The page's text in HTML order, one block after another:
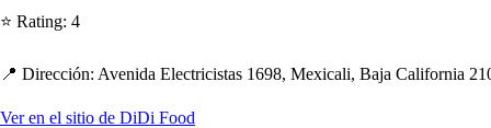
⭐ Rating: 4
📍 Dirección: Avenida Electricistas 1698, Mexicali, Baja California
Ver en el sitio de DiDi Food